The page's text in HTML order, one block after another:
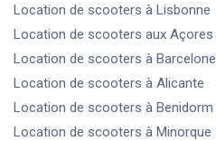
Location de scooters à Lisbonne
Location de scooters aux Açores
Location de scooters à Barcelone
Location de scooters à Alicante
Location de scooters à Benidorm
Location de scooters à Minorque